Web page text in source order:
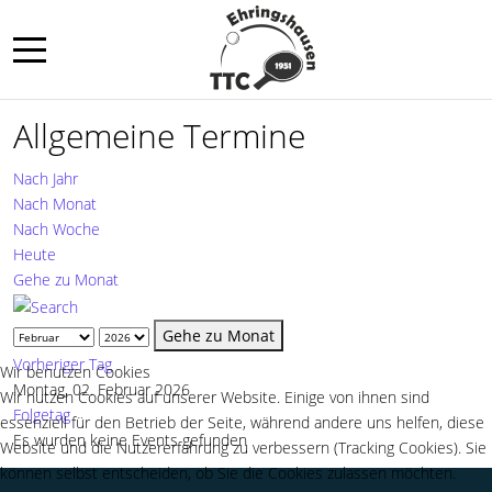
Mobile Menu Toggle
Allgemeine Termine
Nach Jahr
Nach Monat
Nach Woche
Heute
Gehe zu Monat
Gehe zu Monat
Vorheriger Tag
Montag, 02. Februar 2026
Folgetag
Es wurden keine Events gefunden
Wir benutzen Cookies
Wir nutzen Cookies auf unserer Website. Einige von ihnen sind
essenziell für den Betrieb der Seite, während andere uns helfen, diese
Website und die Nutzererfahrung zu verbessern (Tracking Cookies). Sie
können selbst entscheiden, ob Sie die Cookies zulassen möchten.